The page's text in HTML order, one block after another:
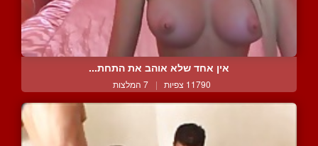
אין אחד שלא אוהב את התחת...
11790 צפיות | 7 המלצות